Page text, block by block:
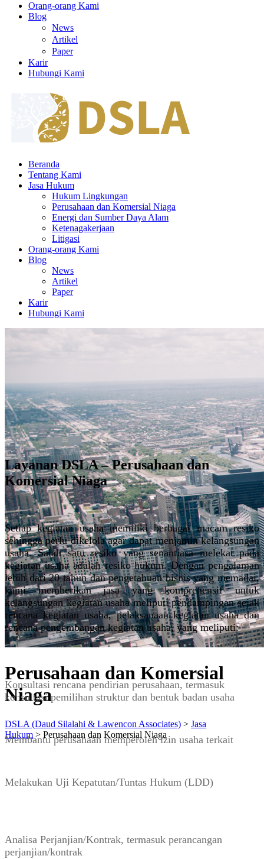
Orang-orang Kami
Blog
News
Artikel
Paper
Karir
Hubungi Kami
Beranda
Tentang Kami
Jasa Hukum
Hukum Lingkungan
Perusahaan dan Komersial Niaga
Energi dan Sumber Daya Alam
Ketenagakerjaan
Litigasi
Orang-orang Kami
Blog
News
Artikel
Paper
Karir
Hubungi Kami
Perusahaan dan Komersial
Niaga
DSLA (Daud Silalahi & Lawencon Associates) > Jasa
Hukum > Perusahaan dan Komersial Niaga
Layanan DSLA – Perusahaan dan
Komersial Niaga
Setiap kegiatan usaha memiliki berbagai macam resiko
sehingga perlu dikelola agar dapat menjamin kelangsungan
usaha. Salah satu resiko yang senantiasa melekat pada
kegiatan usaha adalah resiko hukum. Dengan pengalaman
lebih dari 20 tahun dan pengetahuan bisnis yang memadai,
kami memberikan jasa yang komprehensif untuk
kelangsungan kegiatan usaha meliputi pendampingan sejak
rencana kegiatan usaha, pelaksanaan kegiatan usaha dan
rencana pengembangan kegiatan usaha, yang meliputi:
Konsultasi rencana pendirian perusahaan, termasuk
konsultasi pemilihan struktur dan bentuk badan usaha
Membantu perusahaan memperoleh izin usaha terkait
Melakukan Uji Kepatutan/Tuntas Hukum (LDD)
Analisa Perjanjian/Kontrak, termasuk perancangan
perjanjian/kontrak